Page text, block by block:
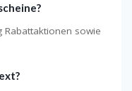
Rabattaktionen sowie